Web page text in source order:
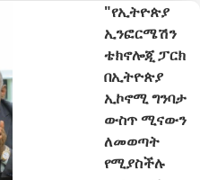
"የኢትዮጵያ
ኢንፎርሜሽን
ቴክኖሎጂ ፓርክ
በኢትዮጵያ
ኢኮኖሚ ግንባታ
ውስጥ ሚናውን
ለመወጣት
የሚያስችሉ